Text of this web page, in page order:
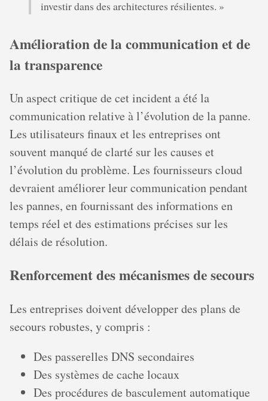
investir dans des architectures résilientes. »
Amélioration de la communication et de
la transparence
Un aspect critique de cet incident a été la
communication relative à l’évolution de la panne.
Les utilisateurs finaux et les entreprises ont
souvent manqué de clarté sur les causes et
l’évolution du problème. Les fournisseurs cloud
devraient améliorer leur communication pendant
les pannes, en fournissant des informations en
temps réel et des estimations précises sur les
délais de résolution.
Renforcement des mécanismes de secours
Les entreprises doivent développer des plans de
secours robustes, y compris :
Des passerelles DNS secondaires
Des systèmes de cache locaux
Des procédures de basculement automatique